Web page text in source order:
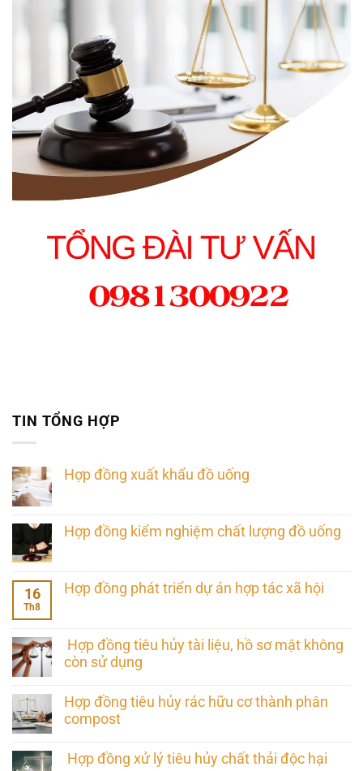
TIN TỔNG HỢP
Hợp đồng xuất khẩu đồ uống
Hợp đồng kiểm nghiệm chất lượng đồ uống
16
Th8
Hợp đồng phát triển dự án hợp tác xã hội
Hợp đồng tiêu hủy tài liệu, hồ sơ mật không
còn sử dụng
Hợp đồng tiêu hủy rác hữu cơ thành phân
compost
Hợp đồng xử lý tiêu hủy chất thải độc hại